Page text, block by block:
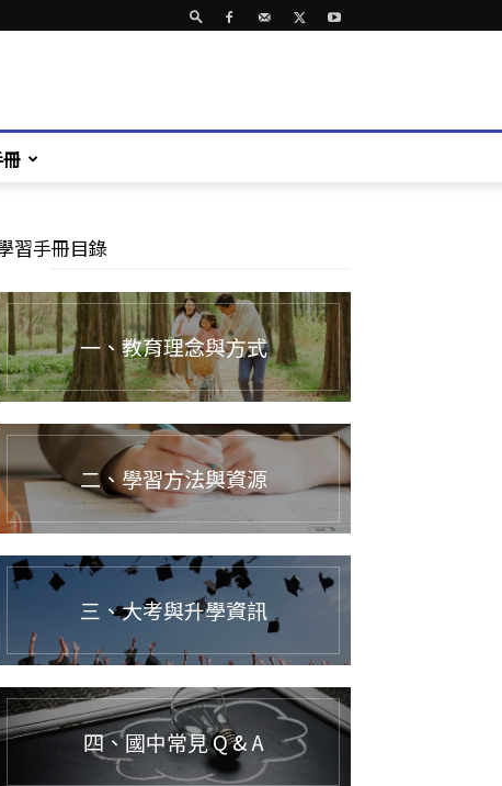
習手冊目錄
一、教育理念與方式
二、學習方法與資源
三、大考與升學資訊
四、國中常見 Q & A